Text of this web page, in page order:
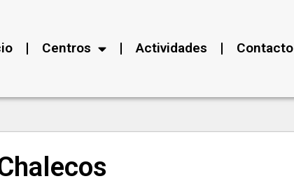
Centros Actividades Contacto